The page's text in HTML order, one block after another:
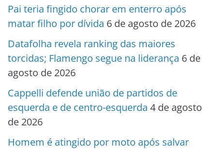
Pai teria fingido chorar em enterro após
matar filho por dívida 6 de agosto de 2026
Datafolha revela ranking das maiores
torcidas; Flamengo segue na liderança 6 de
agosto de 2026
Cappelli defende união de partidos de
esquerda e de centro-esquerda 4 de agosto
de 2026
Homem é atingido por moto após salvar